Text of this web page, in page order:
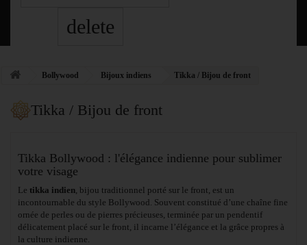
delete
Bollywood Bijoux indiens Tikka / Bijou de front
Tikka / Bijou de front
Tikka Bollywood : l'élégance indienne pour sublimer
votre visage
Le tikka indien , bijou traditionnel porté sur le front, est un
incontournable du style Bollywood. Souvent constitué d’une chaîne fine
ornée de perles ou de pierres précieuses, terminée par un pendentif
délicatement placé sur le front, il incarne l’élégance et la grâce propres à
la culture indienne.